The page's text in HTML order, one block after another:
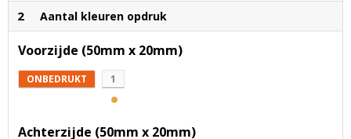
2 Aantal kleuren opdruk
Voorzijde (50mm x 20mm)
ONBEDRUKT 1
Achterzijde (50mm x 20mm)